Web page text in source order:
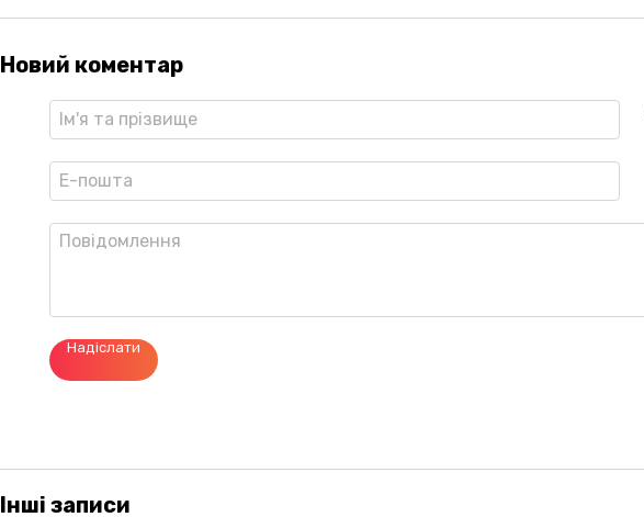
Новий коментар
Надіслати
Інші записи